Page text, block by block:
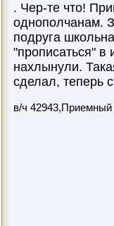
. Чер-те что!
однополчанам.
подруга
"прописаться" в
нахлынули.
сделал, теперь
в/ч